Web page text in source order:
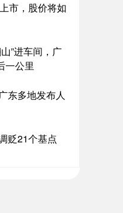
市，股价将如
”进车间，广
一公里
东多地发布人
贬21个基点